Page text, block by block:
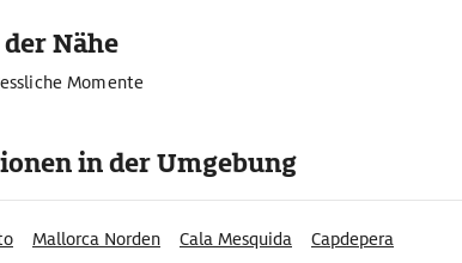
Nähe
Momente
in der Umgebung
Mallorca Norden Cala Mesquida
Capdepera